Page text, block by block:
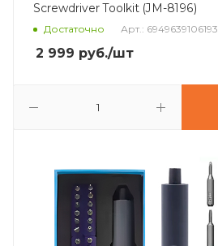
Screwdriver Toolkit (JM-8196)
Достаточно Арт.: 6949639106193
2 999 руб./шт